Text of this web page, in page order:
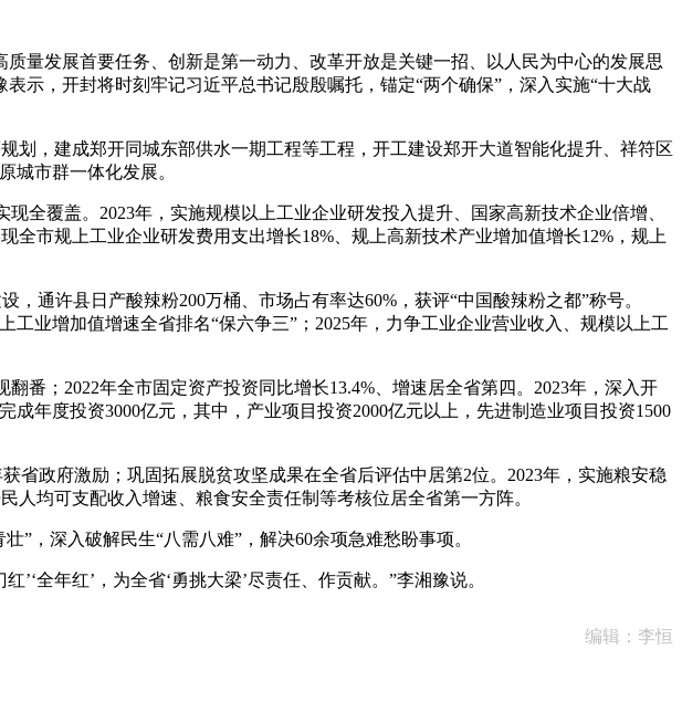
发展首要任务、创新是第一动力、改革开放是关键一招、以人民为中心的发展思
示，开封将时刻牢记习近平总书记殷殷嘱托，锚定“两个确保”，深入实施“十大战
，建成郑开同城东部供水一期工程等工程，开工建设郑开大道智能化提升、祥符区
城市群一体化发展。
覆盖。2023年，实施规模以上工业企业研发投入提升、国家高新技术企业倍增、
市规上工业企业研发费用支出增长18%、规上高新技术产业增加值增长12%，规上
通许县日产酸辣粉200万桶、市场占有率达60%，获评“中国酸辣粉之都”称号。
业增加值增速全省排名“保六争三”；2025年，力争工业企业营业收入、规模以上工
番；2022年全市固定资产投资同比增长13.4%、增速居全省第四。2023年，深入开
年度投资3000亿元，其中，产业项目投资2000亿元以上，先进制造业项目投资1500
政府激励；巩固拓展脱贫攻坚成果在全省后评估中居第2位。2023年，实施粮安稳
均可支配收入增速、粮食安全责任制等考核位居全省第一方阵。
，深入破解民生“八需八难”，解决60余项急难愁盼事项。
全年红’，为全省‘勇挑大梁’尽责任、作贡献。”李湘豫说。
编辑：李恒